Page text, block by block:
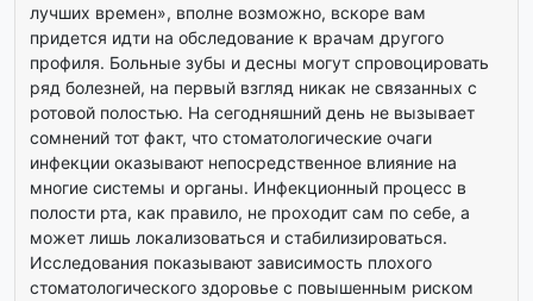
лучших времен», вполне возможно, вскоре вам
придется идти на обследование к врачам другого
профиля. Больные зубы и десны могут спровоцировать
ряд болезней, на первый взгляд никак не связанных с
ротовой полостью. На сегодняшний день не вызывает
сомнений тот факт, что стоматологические очаги
инфекции оказывают непосредственное влияние на
многие системы и органы. Инфекционный процесс в
полости рта, как правило, не проходит сам по себе, а
может лишь локализоваться и стабилизироваться.
Исследования показывают зависимость плохого
стоматологического здоровье с повышенным риском